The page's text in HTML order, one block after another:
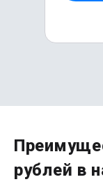
Сумма
рублей в